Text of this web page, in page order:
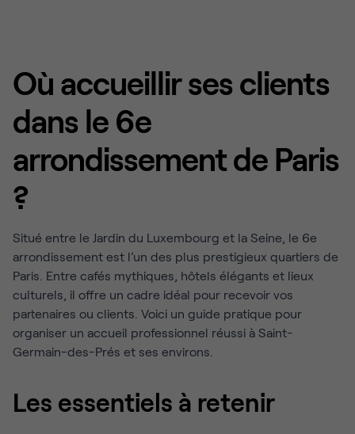
Où accueillir ses clients
dans le 6e
arrondissement de Paris
?
Situé entre le Jardin du Luxembourg et la Seine, le 6e
arrondissement est l’un des plus prestigieux quartiers de
Paris. Entre cafés mythiques, hôtels élégants et lieux
culturels, il offre un cadre idéal pour recevoir vos
partenaires ou clients. Voici un guide pratique pour
organiser un accueil professionnel réussi à Saint-
Germain-des-Prés et ses environs.
Les essentiels à retenir